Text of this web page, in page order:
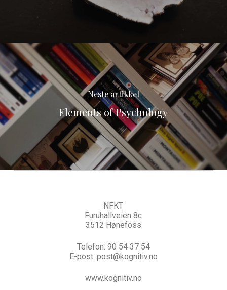
Neste artikkel
Elements of Psychology
NFKT
Furuhallveien 8c
3512 Hønefoss
Telefon: 90 54 37 54
E-post: post@kognitiv.no
www.kognitiv.no